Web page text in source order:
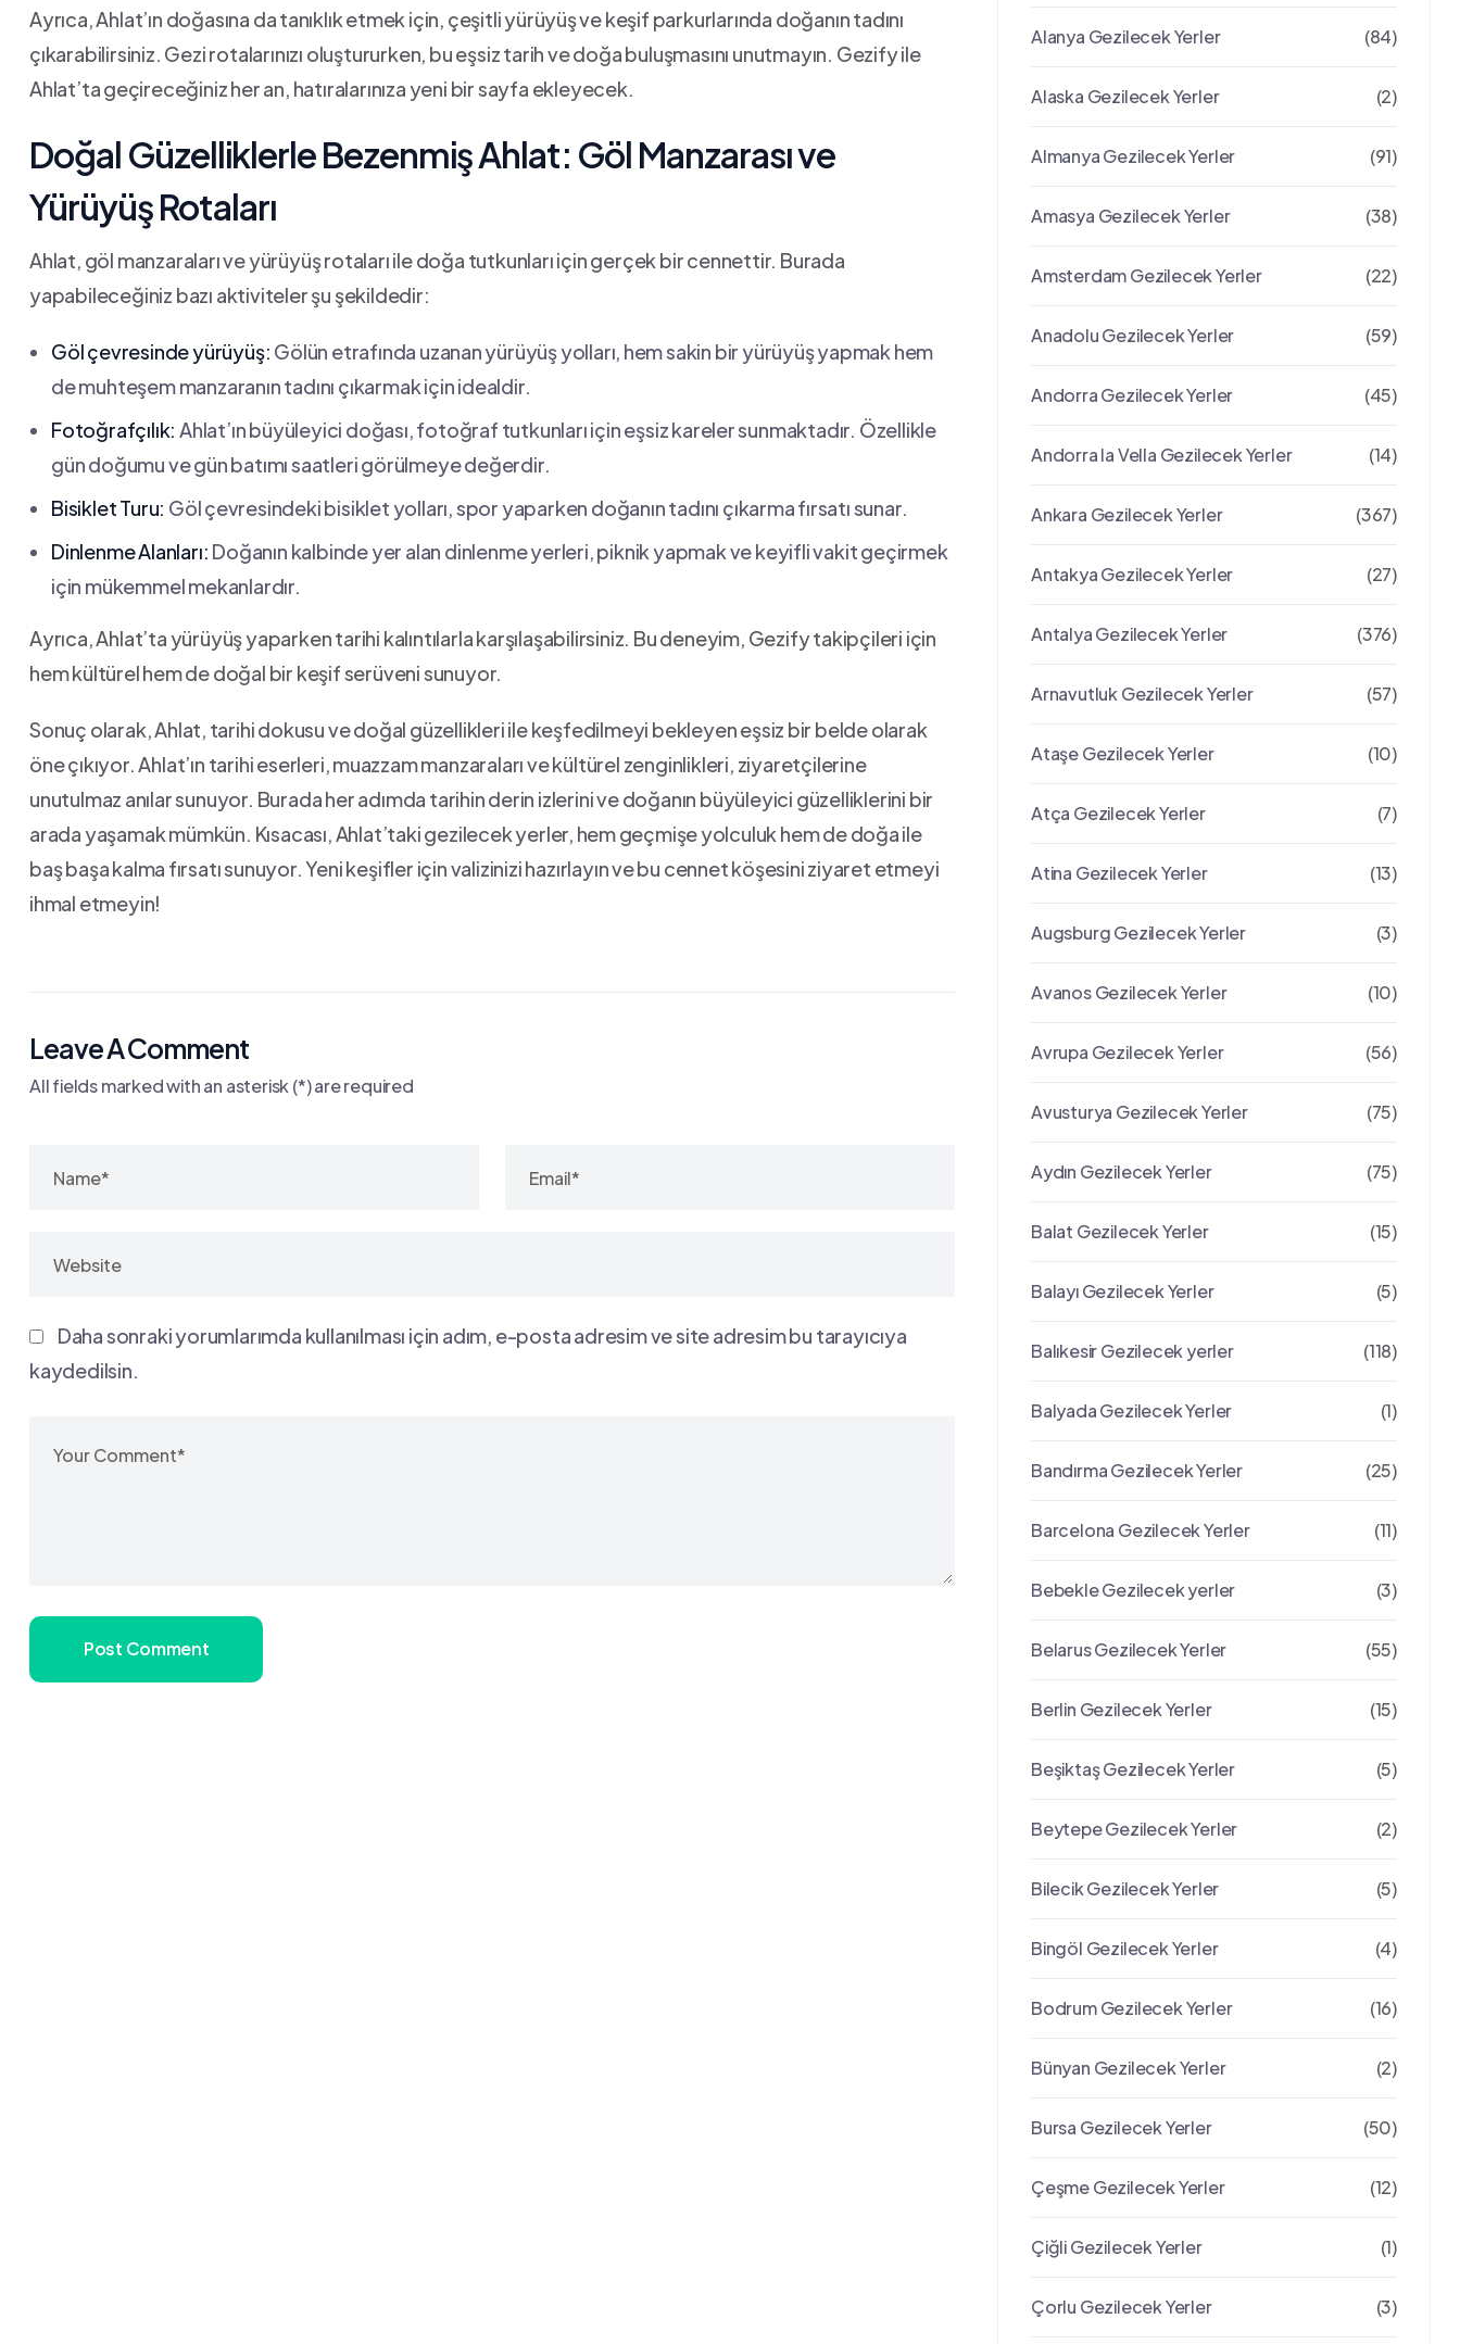
Ayrıca, Ahlat’ın doğasına da ⁣tanıklık etmek‌ için, çeşitli yürüyüş ⁢ve keşif parkurlarında ‌doğanın ​tadını
çıkarabilirsiniz. Gezi rotalarınızı oluştururken, bu eşsiz tarih ve​ doğa‍ buluşmasını unutmayın. Gezify ‍ile
Ahlat’ta⁤ geçireceğiniz her an, hatıralarınıza​ yeni bir sayfa ekleyecek.
Doğal Güzelliklerle Bezenmiş Ahlat: ‌Göl Manzarası ve
⁣Yürüyüş Rotaları
Ahlat, ‌göl manzaraları ve yürüyüş rotaları ile doğa tutkunları için gerçek bir cennettir. Burada​
yapabileceğiniz bazı aktiviteler şu şekildedir:
Göl‍ çevresinde yürüyüş: ‍Gölün etrafında uzanan⁢ yürüyüş yolları,⁢ hem sakin ​bir yürüyüş⁢ yapmak hem
de​ muhteşem ‌manzaranın tadını çıkarmak için idealdir.
Fotoğrafçılık: Ahlat’ın büyüleyici doğası, fotoğraf tutkunları için eşsiz‌ kareler⁤ sunmaktadır. Özellikle⁤
gün doğumu ve gün ‌batımı saatleri görülmeye‌ değerdir.
Bisiklet Turu: Göl ⁤çevresindeki bisiklet yolları, spor yaparken doğanın tadını çıkarma ⁣fırsatı sunar.
Dinlenme Alanları: Doğanın kalbinde yer alan dinlenme yerleri, piknik yapmak ve‌ keyifli vakit geçirmek
için ​mükemmel mekanlardır.
Ayrıca, Ahlat’ta yürüyüş yaparken tarihi kalıntılarla karşılaşabilirsiniz. Bu deneyim, Gezify‌ takipçileri için
hem kültürel⁣ hem de ‌doğal‌ bir ‌keşif serüveni sunuyor.
Sonuç olarak, Ahlat,⁤ tarihi‌ dokusu ve doğal güzellikleri ile keşfedilmeyi bekleyen eşsiz⁤ bir belde olarak
öne çıkıyor. Ahlat’ın tarihi eserleri,⁣ muazzam manzaraları​ ve kültürel zenginlikleri, ziyaretçilerine
unutulmaz ⁤anılar sunuyor. Burada her adımda tarihin⁣ derin izlerini ve ‌doğanın büyüleyici güzelliklerini ‌bir
arada yaşamak mümkün. Kısacası, Ahlat’taki gezilecek yerler, ⁢hem⁢ geçmişe⁣ yolculuk hem de doğa ⁤ile
baş başa kalma ⁢fırsatı sunuyor.​ Yeni keşifler için valizinizi hazırlayın ⁤ve‌ bu cennet ⁢köşesini⁢ ziyaret ‌etmeyi
ihmal etmeyin!
Leave A Comment
All fields marked with an asterisk (*) are required
Daha sonraki yorumlarımda kullanılması için adım, e-posta adresim ve site adresim bu tarayıcıya
kaydedilsin.
Post Comment
Alanya Gezilecek Yerler (84)
Alaska Gezilecek Yerler (2)
Almanya Gezilecek Yerler (91)
Amasya Gezilecek Yerler (38)
Amsterdam Gezilecek Yerler (22)
Anadolu Gezilecek Yerler (59)
Andorra Gezilecek Yerler (45)
Andorra la Vella Gezilecek Yerler (14)
Ankara Gezilecek Yerler (367)
Antakya Gezilecek Yerler (27)
Antalya Gezilecek Yerler (376)
Arnavutluk Gezilecek Yerler (57)
Ataşe Gezilecek Yerler (10)
Atça Gezilecek Yerler (7)
Atina Gezilecek Yerler (13)
Augsburg Gezilecek Yerler (3)
Avanos Gezilecek Yerler (10)
Avrupa Gezilecek Yerler (56)
Avusturya Gezilecek Yerler (75)
Aydın Gezilecek Yerler (75)
Balat Gezilecek Yerler (15)
Balayı Gezilecek Yerler (5)
Balıkesir Gezilecek yerler (118)
Balyada Gezilecek Yerler (1)
Bandırma Gezilecek Yerler (25)
Barcelona Gezilecek Yerler (11)
Bebekle Gezilecek yerler (3)
Belarus Gezilecek Yerler (55)
Berlin Gezilecek Yerler (15)
Beşiktaş Gezilecek Yerler (5)
Beytepe Gezilecek Yerler (2)
Bilecik Gezilecek Yerler (5)
Bingöl Gezilecek Yerler (4)
Bodrum Gezilecek Yerler (16)
Bünyan Gezilecek Yerler (2)
Bursa Gezilecek Yerler (50)
Çeşme Gezilecek Yerler (12)
Çiğli Gezilecek Yerler (1)
Çorlu Gezilecek Yerler (3)